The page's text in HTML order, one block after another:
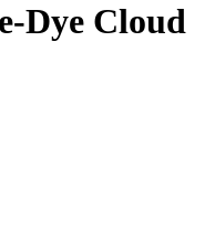
Dye Cloud